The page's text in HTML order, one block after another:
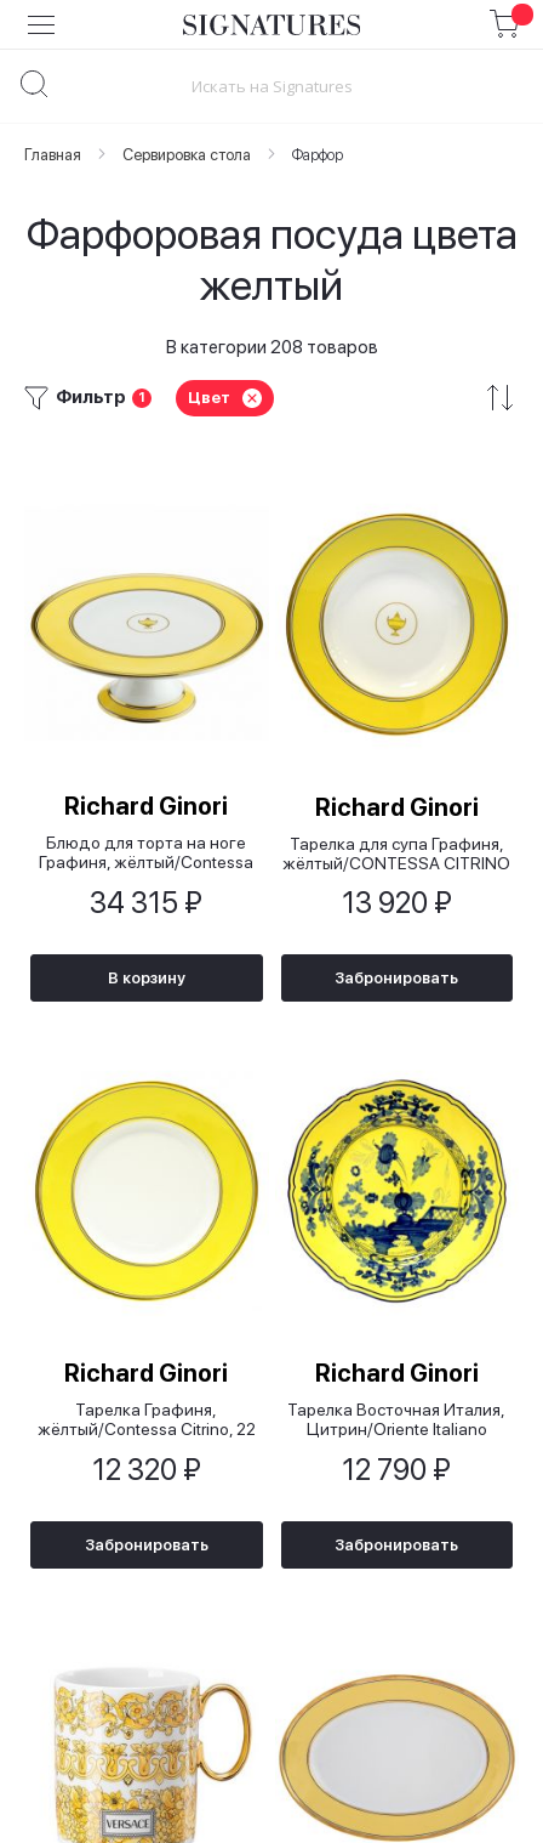
Skip
to
Главная Сервировка стола Фарфор
Фарфоровая посуда цвета
желтый
В категории 208 товаров
Фильтр 1 Цвет
Richard Ginori
Блюдо для торта на ноге
Графиня, жёлтый/Contessa
34 315 ₽
В корзину
Richard Ginori
Тарелка для супа Графиня,
жёлтый/CONTESSA CITRINO
13 920 ₽
Забронировать
Richard Ginori
Тарелка Графиня,
жёлтый/Contessa Citrino, 22
12 320 ₽
Забронировать
Richard Ginori
Тарелка Восточная Италия,
Цитрин/Oriente Italiano
12 790 ₽
Забронировать